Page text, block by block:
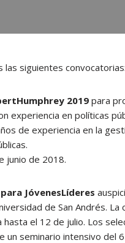
las siguientes convocatorias:
2019 para
experiencia en políticas
de experiencia en la
junio de 2018.
JóvenesLíderes
de San Andrés. La
el 12 de julio. Los
un seminario intensivo del